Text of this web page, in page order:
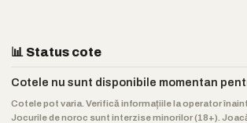
📊 Status cote
Cotele nu sunt disponibile momentan
Cotele pot varia. Verifică informațiile la operator
Jocurile de noroc sunt interzise minorilor (18+).